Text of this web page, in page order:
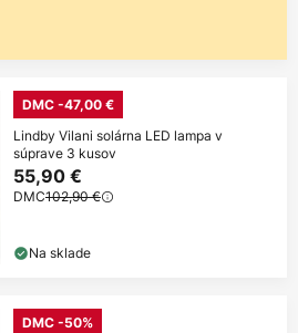
DMC -47,00 €
Lindby Vilani solárna LED lampa v
súprave 3 kusov
55,90 €
DMC102,90 €
Na sklade
DMC -50%